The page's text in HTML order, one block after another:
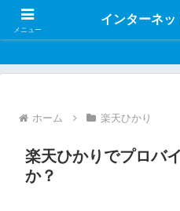
インターネ
ホーム 楽天ひかり
楽天ひかりでプロバ
か？
メニュー
インターネ